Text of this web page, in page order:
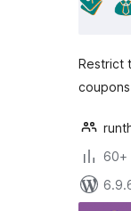
Restrict
60+